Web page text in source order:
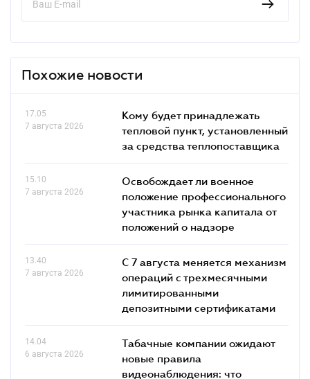
Похожие новости
17.05
7 августа 2026
Кому будет принадлежать
тепловой пункт, установленный
за средства теплопоставщика
15.10
7 августа 2026
Освобождает ли военное
положение профессионального
участника рынка капитала от
положений о надзоре
13.40
7 августа 2026
С 7 августа меняется механизм
операций с трехмесячными
лимитированными
депозитными сертификатами
14.04
6 августа 2026
Табачные компании ожидают
новые правила
видеонаблюдения: что